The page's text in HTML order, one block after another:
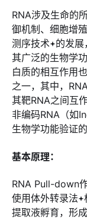
RNA涉及生命的
御机制、细胞增
测序技术 的发展
其广泛的生物学
白质的相互作用
之一，其中，
其靶RNA之间互
非编码RNA（如
生物学功能验证
基本原理：
RNA Pull-down
使用体外转录法
提取液孵育，形